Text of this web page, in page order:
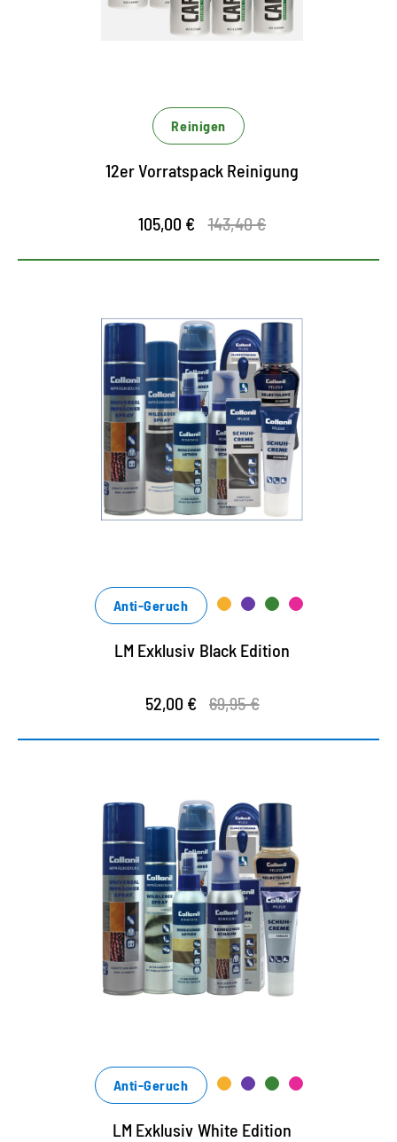
Reinigen
12er Vorratspack Reinigung
105,00 € 143,40 €
Anti-Geruch
LM Exklusiv Black Edition
52,00 € 69,95 €
Anti-Geruch
LM Exklusiv White Edition